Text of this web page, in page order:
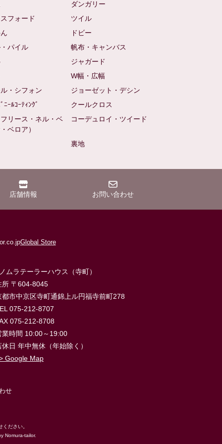
ダンガリー
フォード
ツイル
ドビー
パイル
帆布・キャンバス
ジャガード
W幅・広幅
・シフォン
ジョーゼット・デシン
ﾆｰﾙｺｰﾃｨﾝｸﾞ
クールクロス
リース・ネル・ベ
ベロア）
コーデュロイ・ツイード
裏地
店舗情報 お問い合わせ
Global Store
ムラテーラーハウス（寺町）
所 〒604-8045
都市中京区寺町通錦上ル円福寺前町278
075-212-8707
075-212-8708
業時間 10:00～19:00
休日 年中無休（年始除く）
Google Map
せ
ださい。
Nomura-tailor.